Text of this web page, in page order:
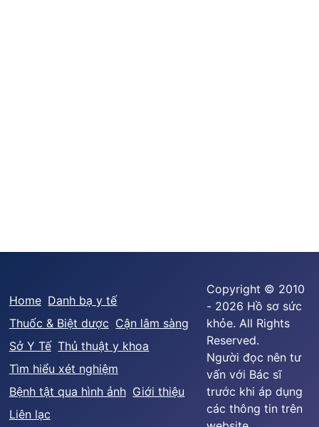
Home Danh bạ y tế
Thuốc & Biệt dược Cận lâm sàng
Sở Y Tế Thủ thuật y khoa
Tìm hiểu xét nghiệm
Bệnh tật qua hình ảnh Giới thiệu
Liên lạc
Copyright © 2010
- 2026 Hồ sơ sức
khỏe. All Rights
Reserved.
Người đọc nên tư
vấn với Bác sĩ
trước khi áp dụng
các thông tin trên